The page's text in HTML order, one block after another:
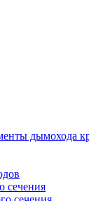
дымохода
сечения